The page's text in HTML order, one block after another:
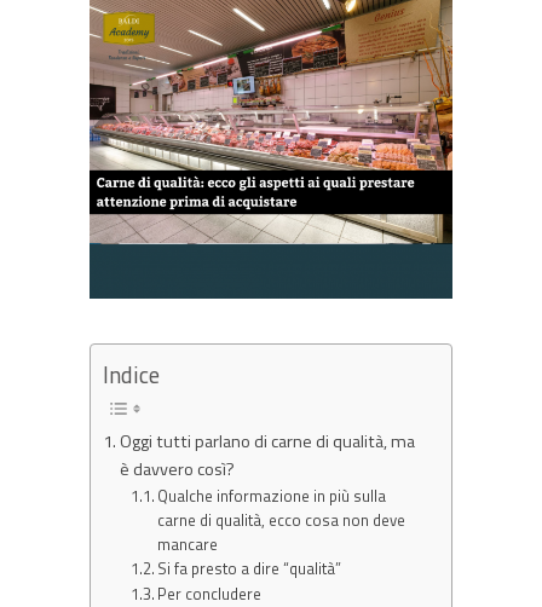
Indice
Oggi tutti parlano di carne di qualità, ma
è davvero così?
Qualche informazione in più sulla
carne di qualità, ecco cosa non deve
mancare
Si fa presto a dire “qualità”
Per concludere